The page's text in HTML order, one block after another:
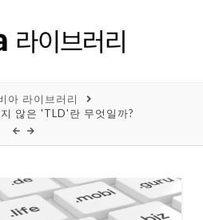
아 라이브러리
않은 'TLD'란 무엇일까?